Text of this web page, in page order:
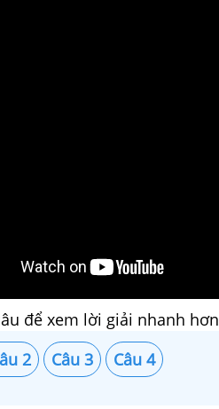
để xem lời giải nhanh hơn
2 Câu 3 Câu 4